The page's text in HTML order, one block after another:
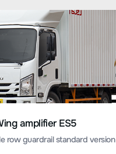
amplifier ES5
row guardrail standard version